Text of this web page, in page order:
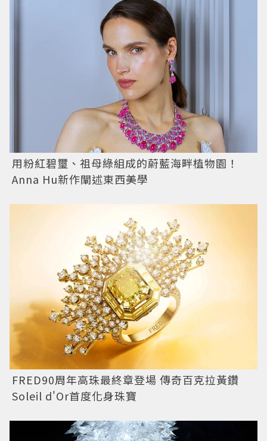
用粉紅碧璽、祖母綠組成的蔚藍海畔植物園！
Anna Hu新作闡述東西美學
FRED90周年高珠最終章登場 傳奇百克拉黃鑽
Soleil d'Or首度化身珠寶